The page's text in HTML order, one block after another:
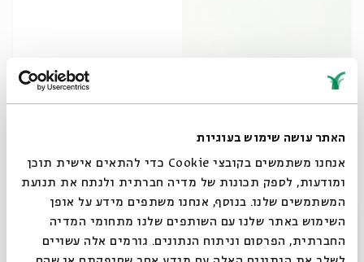
האתר עושה שימוש בעוגיות
אנחנו משתמשים בקובצי Cookie כדי להתאים אישית תוכן
ומודעות, לספק תכונות של מדיה חברתית ולנתח את תנועת
המשתמשים שלנו. בנוסף, אנחנו משתפים מידע על אופן
השימוש באתר שלנו עם השותפים שלנו מתחומי המדיה
החברתית, הפרסום וניתוח הנתונים. גורמים אלה עשויים
גיבורי העלייה השנייה-מפגש 4
מתוך:גיבורי העלייה השנייה
06.07
ג' | 20:00
סגור